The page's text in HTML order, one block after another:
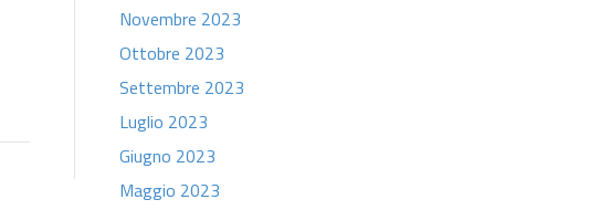
Novembre 2023
Ottobre 2023
Settembre 2023
Luglio 2023
Giugno 2023
Maggio 2023